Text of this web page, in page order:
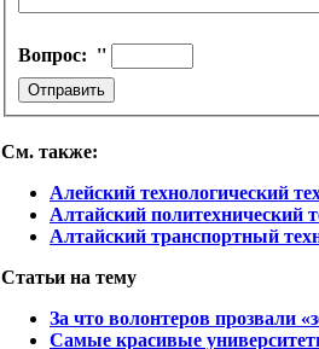
Вопрос: ''
См. также:
Алейский технологический
Алтайский политехнический
Алтайский транспортный
Статьи на тему
За что волонтеров прозвали
Самые красивые